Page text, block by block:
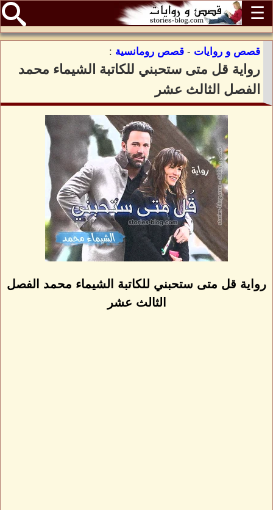
☰
قصص و روايات - قصص رومانسية :
رواية قل متى ستحبني للكاتبة الشيماء محمد
الفصل الثالث عشر
رواية قل متى ستحبني للكاتبة الشيماء محمد الفصل
الثالث عشر